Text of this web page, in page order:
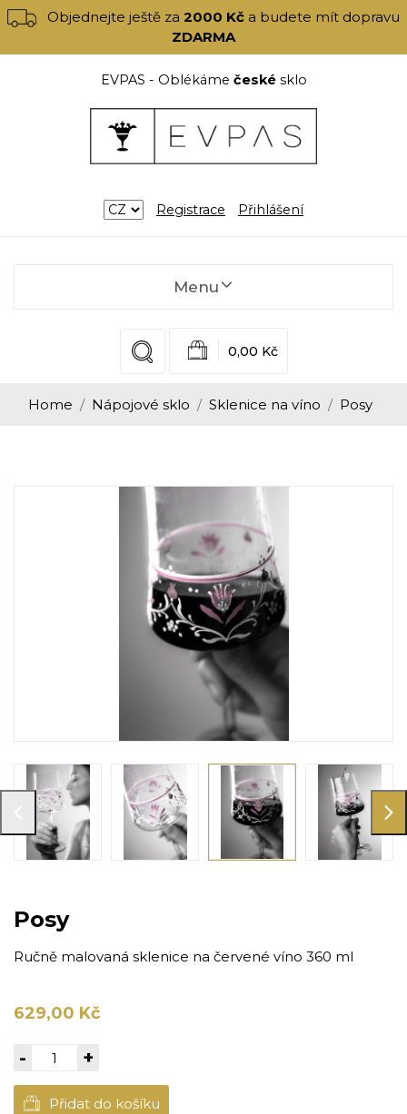
Objednejte ještě za2000 Kč a budete mít dopravu
ZDARMA
EVPAS - Oblékáme českésklo
Registrace Přihlášení
Menu
0,00 Kč
Home Nápojové sklo Sklenice na víno Posy
Posy
Ručně malovaná sklenice na červené víno 360 ml
629,00 Kč
- +
Přidat do košíku